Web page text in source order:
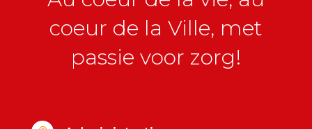
coeur de la Ville, met
passie voor zorg!